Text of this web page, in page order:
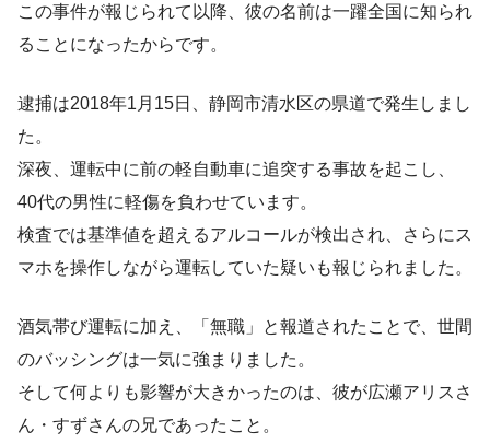
この事件が報じられて以降、彼の名前は一躍全国に知られ
ることになったからです。
逮捕は2018年1月15日、静岡市清水区の県道で発生しまし
た。
深夜、運転中に前の軽自動車に追突する事故を起こし、
40代の男性に軽傷を負わせています。
検査では基準値を超えるアルコールが検出され、さらにス
マホを操作しながら運転していた疑いも報じられました。
酒気帯び運転に加え、「無職」と報道されたことで、世間
のバッシングは一気に強まりました。
そして何よりも影響が大きかったのは、彼が広瀬アリスさ
ん・すずさんの兄であったこと。